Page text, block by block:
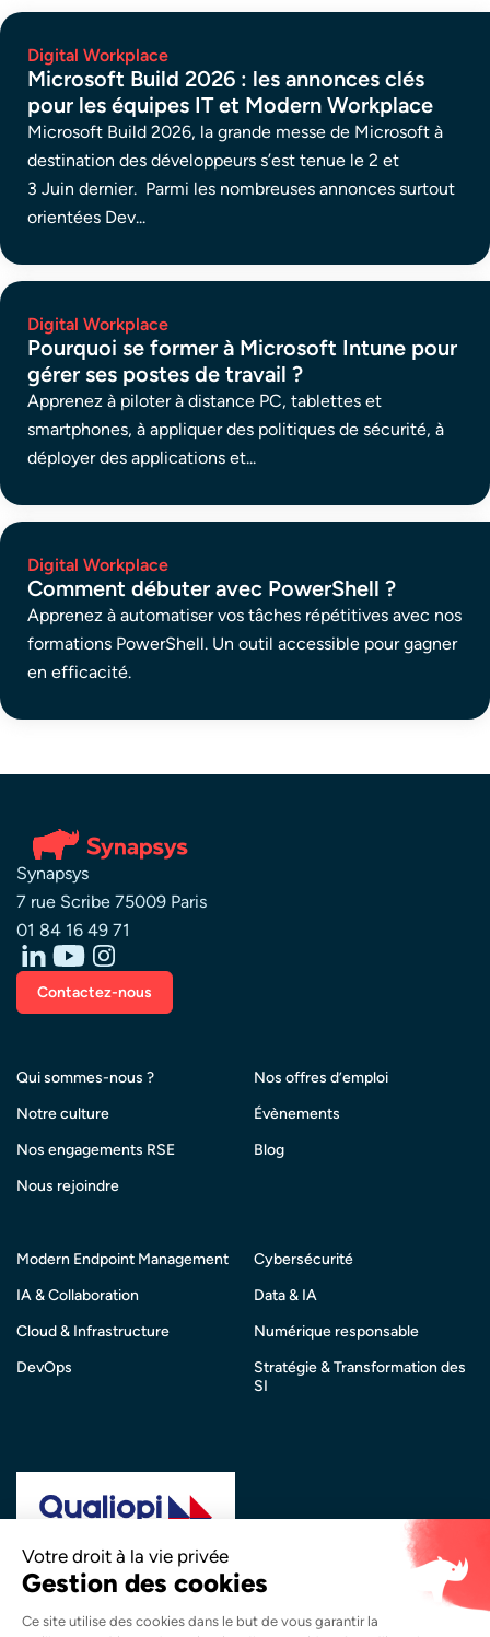
Digital Workplace
Microsoft Build 2026 : les annonces clés
pour les équipes IT et Modern Workplace
Microsoft Build 2026, la grande messe de Microsoft à
destination des développeurs s’est tenue le 2 et
3 Juin dernier. Parmi les nombreuses annonces surtout
orientées Dev...
Digital Workplace
Pourquoi se former à Microsoft Intune pour
gérer ses postes de travail ?
Apprenez à piloter à distance PC, tablettes et
smartphones, à appliquer des politiques de sécurité, à
déployer des applications et...
Digital Workplace
Comment débuter avec PowerShell ?
Apprenez à automatiser vos tâches répétitives avec nos
formations PowerShell. Un outil accessible pour gagner
en efficacité.
Synapsys
7 rue Scribe 75009 Paris
01 84 16 49 71
Contactez-nous
Qui sommes-nous ?
Notre culture
Nos engagements RSE
Nous rejoindre
Nos offres d’emploi
Évènements
Blog
Modern Endpoint Management
IA & Collaboration
Cloud & Infrastructure
DevOps
Cybersécurité
Data & IA
Numérique responsable
Stratégie & Transformation des
SI
catégorie d’action suivante :Actions de Formation